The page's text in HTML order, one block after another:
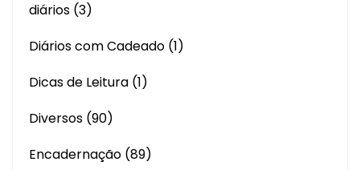
diários (3)
Diários com Cadeado (1)
Dicas de Leitura (1)
Diversos (90)
Encadernação (89)